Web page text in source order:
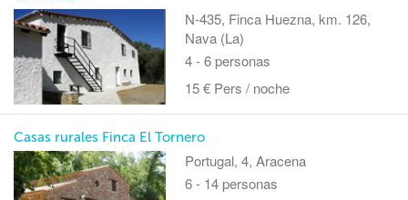
N-435, Finca Huezna, km. 126,
Nava (La)
4 - 6 personas
15 € Pers / noche
Casas rurales Finca El Tornero
Portugal, 4, Aracena
6 - 14 personas